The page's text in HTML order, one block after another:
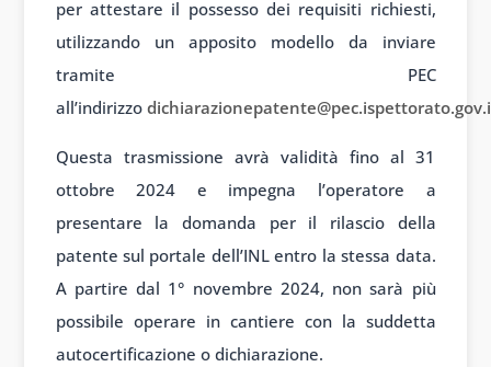
per attestare il possesso dei requisiti richiesti,
utilizzando un apposito modello da inviare
tramite PEC
all’indirizzo
Questa trasmissione avrà validità fino al 31
ottobre 2024 e impegna l’operatore a
presentare la domanda per il rilascio della
patente sul portale dell’INL entro la stessa data.
A partire dal 1° novembre 2024, non sarà più
possibile operare in cantiere con la suddetta
autocertificazione o dichiarazione.